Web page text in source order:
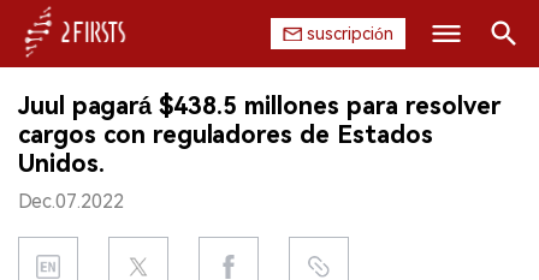
suscripción
INICIO
EMPRESA
PRODUCTO
Buscar
Juul pagará $438.5 millones para resolver
cargos con reguladores de Estados
Unidos.
Dec.07.2022